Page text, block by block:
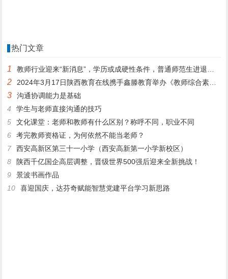
热门文章
1 教师行业迎来“新消息”，学历或成硬性条件，普通师范生进退两难
2 2024年3月17日陕西教育在线携手鑫滕教育举办《教师综合素质提升公益课》
3
沟通协调能力是基础
4
学生与老师直接沟通的技巧
5
文化课堂：老师和教师有什么区别？称呼不同，职业不同
6
考完教师资格证，为何依然不能当老师？
7
西安高新区第三十一小学（西安高新第一小学新校区）
8
陕西千亿国企高层调整，晋级世界500强后迎来全新挑战！
9
景波书画作品
10
喜迎国庆，达芬奇赋能智慧党建平台学习新思路